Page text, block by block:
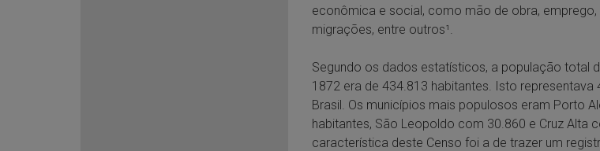
econômica e social, como mão de obra, emprego,
migrações, entre outros¹.
Segundo os dados estatísticos, a população total
1872 era de 434.813 habitantes. Isto representava
Brasil. Os municípios mais populosos eram Porto
habitantes, São Leopoldo com 30.860 e Cruz Alta
característica deste Censo foi a de trazer um